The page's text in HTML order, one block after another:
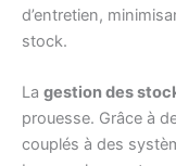
d’entretien,
stock.
La gestion des
prouesse. Grâce à
couplés à des